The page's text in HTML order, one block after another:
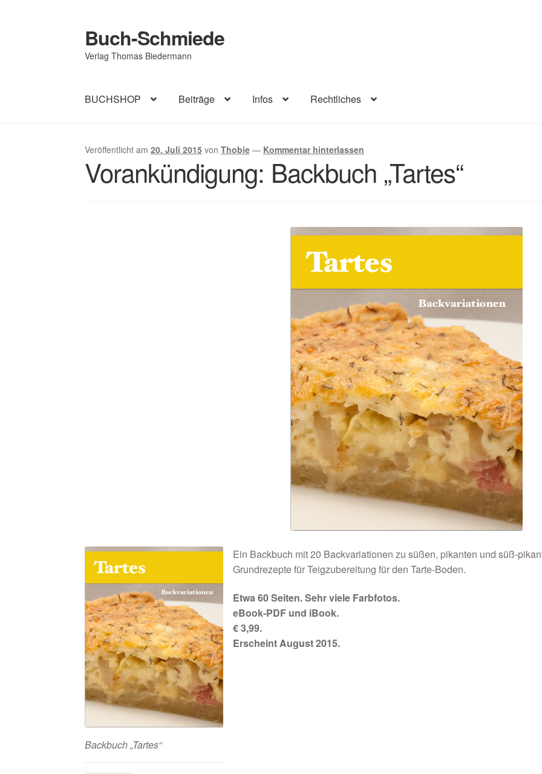
Zur
Navigation
springen
Zum
Inhalt
springen
Buch-Schmiede
Verlag Thomas Biedermann
BUCHSHOP Beiträge Infos Rechtliches
Impressum AGB
Veröffentlicht am20. Juli 2015 vonThobie — Kommentar hinterlassen
Vorankündigung: Backbuch „Tartes“
Backbuch „Tartes“
Ein Backbuch mit 20 Backvariationen zu süßen, pikanten und süß-
Grundrezepte für Teigzubereitung für den Tarte-Boden.
Etwa 60 Seiten. Sehr viele Farbfotos.
eBook-PDF und iBook.
€ 3,99.
Erscheint August 2015.